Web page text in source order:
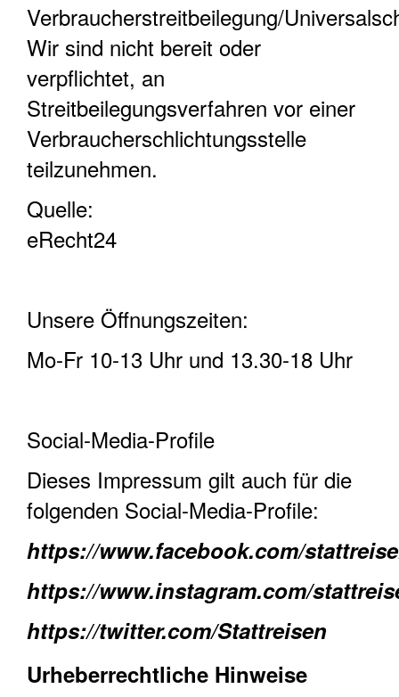
Verbraucherstreitbeilegung/
Wir sind nicht bereit oder
verpflichtet, an
Streitbeilegungsverfahren vor einer
Verbraucherschlichtungsstelle
teilzunehmen.
Quelle:
eRecht24
Unsere Öffnungszeiten:
Mo-Fr 10-13 Uhr und 13.30-18 Uhr
Social-Media-Profile
Dieses Impressum gilt auch für die
folgenden Social-Media-Profile:
https://www.facebook.com/
https://www.instagram.com/
https://twitter.com/Stattreisen
Urheberrechtliche Hinweise